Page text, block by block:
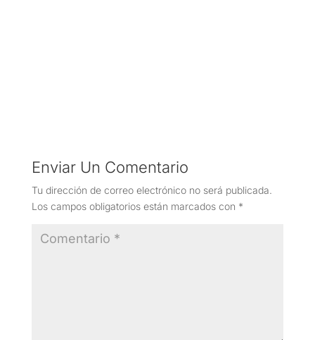
Enviar Un Comentario
Tu dirección de correo electrónico no será publicada.
Los campos obligatorios están marcados con *